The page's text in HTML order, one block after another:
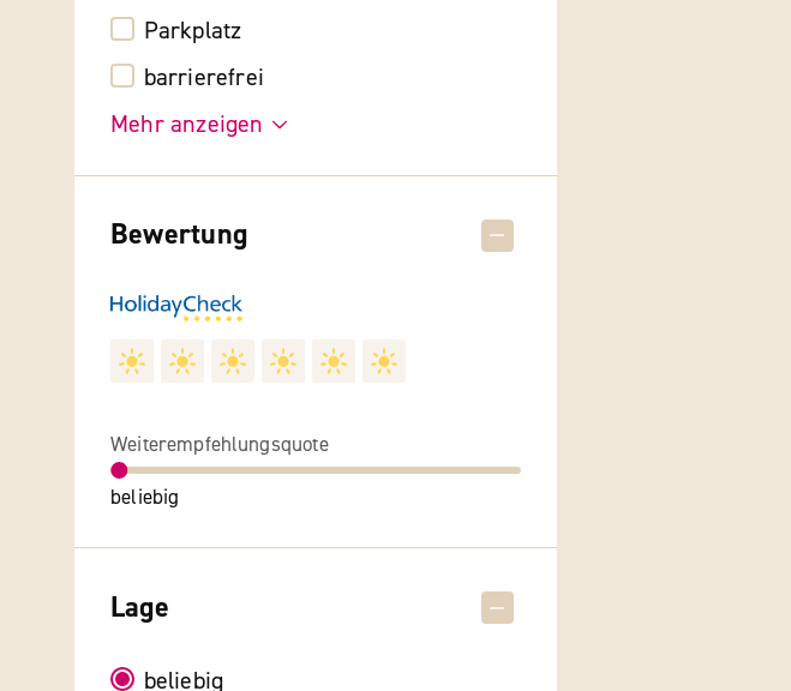
Parkplatz
barrierefrei
Mehr anzeigen
Bewertung
Weiterempfehlungsquote
beliebig
Lage
beliebig